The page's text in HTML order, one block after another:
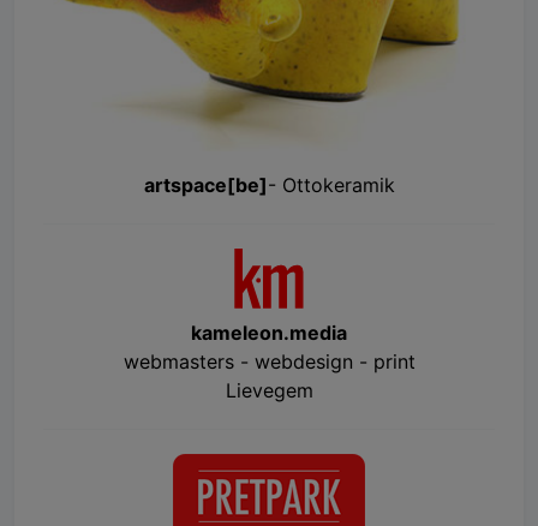
artspace[be]- Ottokeramik
kameleon.media
webmasters - webdesign - print
Lievegem